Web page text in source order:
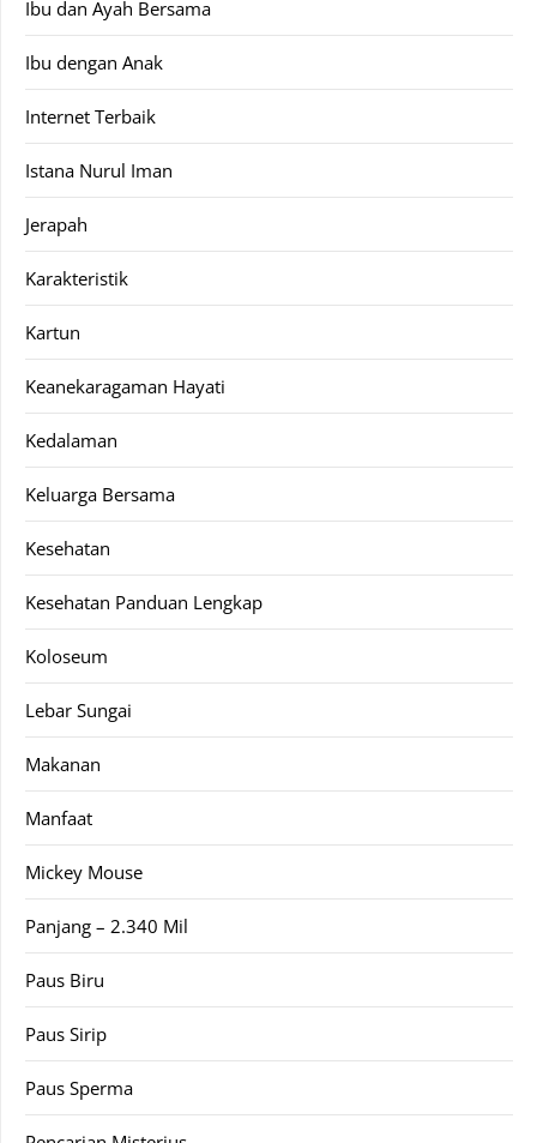
Ibu dan Ayah Bersama
Ibu dengan Anak
Internet Terbaik
Istana Nurul Iman
Jerapah
Karakteristik
Kartun
Keanekaragaman Hayati
Kedalaman
Keluarga Bersama
Kesehatan
Kesehatan Panduan Lengkap
Koloseum
Lebar Sungai
Makanan
Manfaat
Mickey Mouse
Panjang – 2.340 Mil
Paus Biru
Paus Sirip
Paus Sperma